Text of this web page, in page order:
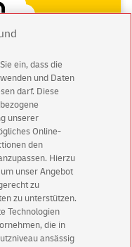
Newsletter
Angebote und
5 € Gutschein
ein, dass die
und Daten
darf. Diese
unserer
Online-
den
Hierzu
unser Angebot
zu
zu unterstützen.
Technologien
die in
ansässig